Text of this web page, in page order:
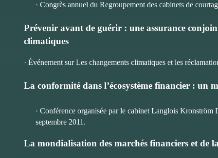
· Congrès annuel du Regroupement des cabinets de
Prévenir avant de guérir : une assurance
climatiques
· Événement sur Les changements climatiques et les
La conformité dans l’écosystème financier : un
· Conférence organisée par le cabinet Langlois
septembre 2011.
La mondialisation des marchés financiers et de